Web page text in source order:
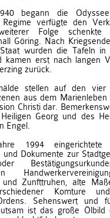
begann die
Regime verfügte den
Folge schenkte
Göring. Nach
Staat wurden die Tafeln
kamen erst nach langen
zurück.
stellen auf den vier
aus dem
Christi dar.
Georg und des
Engel.
1994 eingerichtete
und Dokumente zur
und Zunfttruhen, alte
Komture
Sehenswert und
ist das große Ölbild